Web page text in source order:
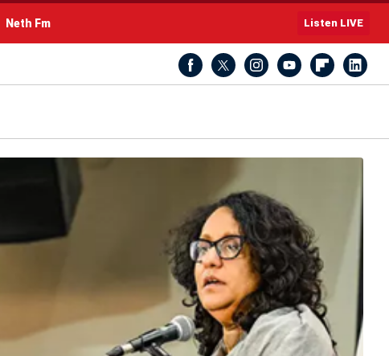
Neth Fm Listen LIVE